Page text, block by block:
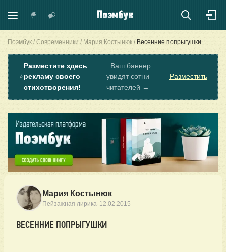
Поэмбук Современники Мария Костынюк Весенние попрыгушки
⭐
Разместите здесь
рекламу своего
стихотворения!
Ваш баннер
увидят сотни
читателей →
Разместить
Мария Костынюк
Пейзажная лирика· 12.02.2015
ВЕСЕННИЕ ПОПРЫГУШКИ